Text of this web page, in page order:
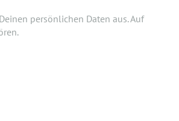
persönlichen Daten aus. Auf
hochladen.